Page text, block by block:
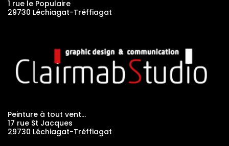
1 rue le Populaire
29730 Léchiagat-Tréffiagat
Peinture à tout vent…
17 rue St Jacques
29730 Léchiagat-Tréffiagat